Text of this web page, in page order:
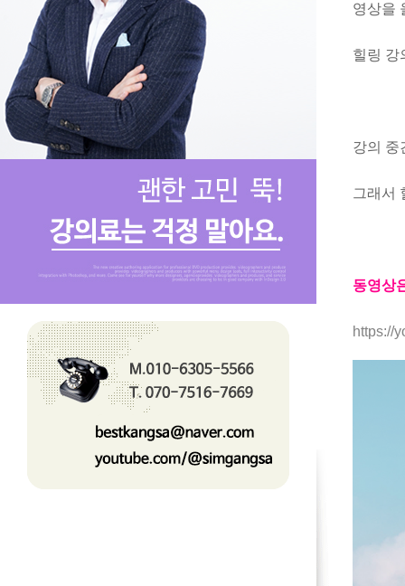
영상을
힐링 강
강의 중
그래서
동영상
https://